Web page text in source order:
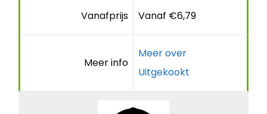
Vanafprijs Vanaf €6,79
Meer info
Meer over
Uitgekookt